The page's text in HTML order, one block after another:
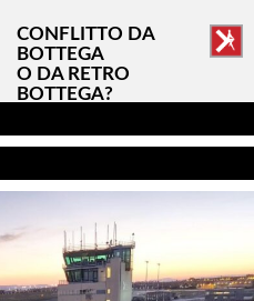
CONFLITTO DA
BOTTEGA
O DA RETRO
BOTTEGA?